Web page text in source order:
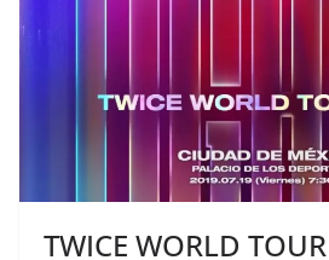
TWICE WORLD